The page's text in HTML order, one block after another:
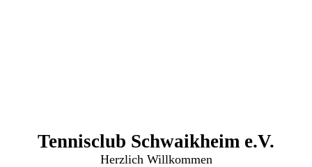
Tennisclub Schwaikheim e.V.
Herzlich Willkommen